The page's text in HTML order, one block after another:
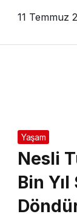
11 Temmuz
Yaşam
Nesli
Bin